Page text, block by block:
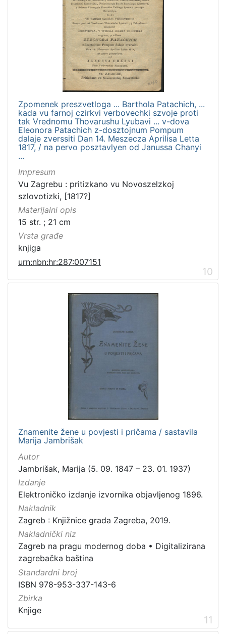
Zpomenek preszvetloga ... Barthola Patachich, ...
kada vu farnoj czirkvi verbovechki szvoje proti
tak Vrednomu Thovarushu Lyubavi ... v-dova
Eleonora Patachich z-dosztojnum Pompum
dalaje zverssiti Dan 14. Meszecza Aprilisa Letta
1817, / na pervo posztavlyen od Janussa Chanyi
...
Impresum
Vu Zagrebu : pritizkano vu Novoszelzkoj
szlovotizki, [1817?]
Materijalni opis
15 str. ; 21 cm
Vrsta građe
knjiga
urn:nbn:hr:287:007151
10
Znamenite žene u povjesti i pričama / sastavila
Marija Jambrišak
Autor
Jambrišak, Marija (5. 09. 1847 – 23. 01. 1937)
Izdanje
Elektroničko izdanje izvornika objavljenog 1896.
Nakladnik
Zagreb : Knjižnice grada Zagreba, 2019.
Nakladnički niz
Zagreb na pragu modernog doba • Digitalizirana
zagrebačka baština
Standardni broj
ISBN 978-953-337-143-6
Zbirka
Knjige
11